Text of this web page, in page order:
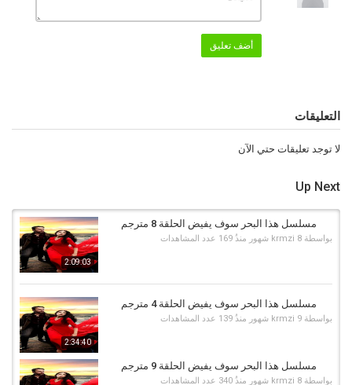
Taşacak Bu Deniz
هذا البحر سوف يفيض قناة TRT 1 , هذا البحر سوف يفيض الحلقة
مسلسل هذا البحر سوف يفيض الحلقة 31
هذا البحر سوف يفيض حلقة 31 مترجم
أضف تعليق
التعليقات
لا توجد تعليقات حتي الآن
Up Next
2:09:03
مسلسل هذا البحر سوف يفيض الحلقة 8 مترجم
بواسطة krmzi 8 شهور منذُ 169 عدد المشاهدات
2:34:40
مسلسل هذا البحر سوف يفيض الحلقة 4 مترجم
بواسطة krmzi 9 شهور منذُ 139 عدد المشاهدات
مسلسل هذا البحر سوف يفيض الحلقة 9 مترجم
بواسطة krmzi 8 شهور منذُ 340 عدد المشاهدات